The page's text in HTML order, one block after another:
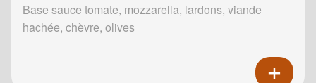
Base sauce tomate, mozzarella, lardons, viande
hachée, chèvre, olives